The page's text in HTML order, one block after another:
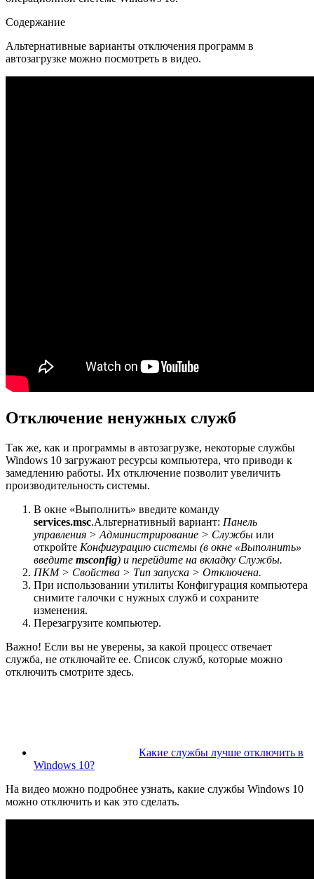
Содержание
Альтернативные варианты отключения программ в
автозагрузке можно посмотреть в видео.
Отключение ненужных служб
Так же, как и программы в автозагрузке, некоторые службы
Windows 10 загружают ресурсы компьютера, что приводи к
замедлению работы. Их отключение позволит увеличить
производительность системы.
В окне «Выполнить» введите команду
services.msc.Альтернативный вариант: Панель
управления > Администрирование > Службы или
откройте Конфигурацию системы (в окне «Выполнить»
введите msconfig) и перейдите на вкладку Cлужбы.
ПКМ > Свойства > Тип запуска > Отключена.
При использовании утилиты Конфигурация компьютера
снимите галочки с нужных служб и сохраните
изменения.
Перезагрузите компьютер.
Важно! Если вы не уверены, за какой процесс отвечает
служба, не отключайте ее. Список служб, которые можно
отключить смотрите здесь.
Какие службы лучше отключить в
Windows 10?
На видео можно подробнее узнать, какие службы Windows 10
можно отключить и как это сделать.